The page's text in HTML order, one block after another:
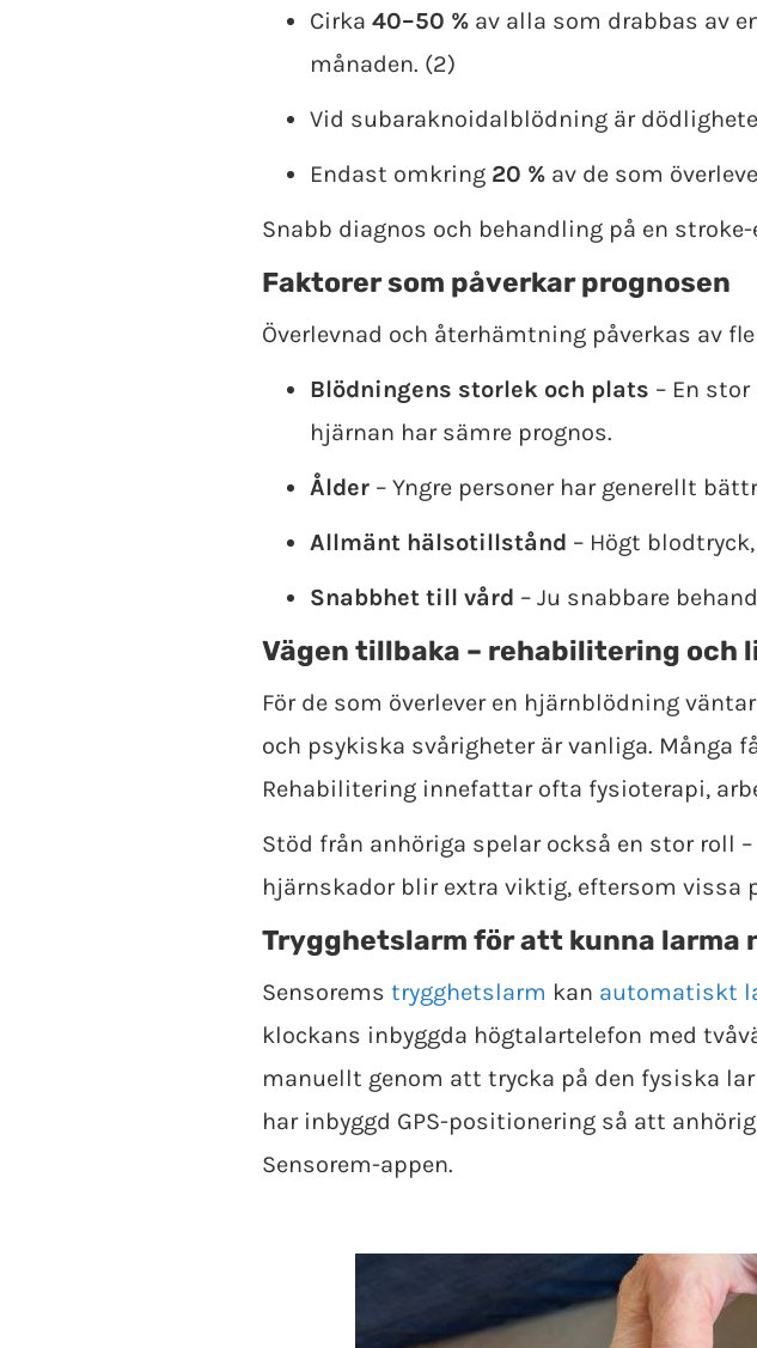
Cirka 40–50 % av alla som drabbas av
månaden. (2)
Vid subaraknoidalblödning är
Endast omkring 20 % av de som
Snabb diagnos och behandling på en
Faktorer som påverkar prognosen
Överlevnad och återhämtning påverkas av
Blödningens storlek och plats – En
hjärnan har sämre prognos.
Ålder – Yngre personer har generellt
Allmänt hälsotillstånd – Högt
Snabbhet till vård – Ju snabbare
Vägen tillbaka – rehabilitering och
För de som överlever en hjärnblödning
och psykiska svårigheter är vanliga. Många
Rehabilitering innefattar ofta fysioterapi,
Stöd från anhöriga spelar också en stor roll
hjärnskador blir extra viktig, eftersom vissa
Trygghetslarm för att kunna larma
Sensorems trygghetslarm kan automatiskt
klockans inbyggda högtalartelefon med
manuellt genom att trycka på den fysiska
har inbyggd GPS-positionering så att
Sensorem-appen.